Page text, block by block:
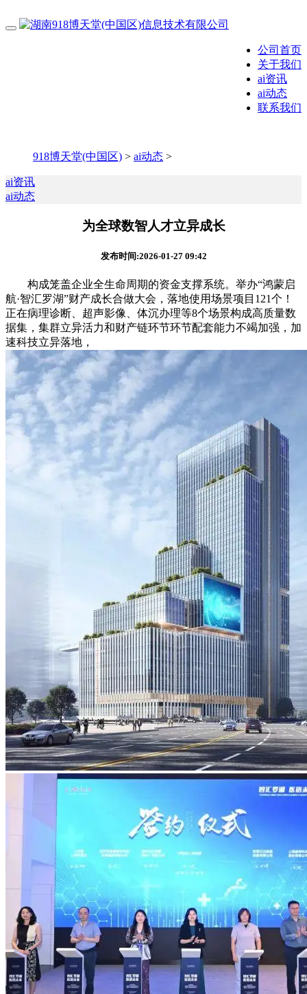
公司首页
关于我们
ai资讯
ai动态
联系我们
918博天堂(中国区) > ai动态 >
ai资讯
ai动态
为全球数智人才立异成长
发布时间:2026-01-27 09:42
构成笼盖企业全生命周期的资金支撑系统。举办“鸿蒙启
航·智汇罗湖”财产成长合做大会，落地使用场景项目121个！
正在病理诊断、超声影像、体沉办理等8个场景构成高质量数
据集，集群立异活力和财产链环节环节配套能力不竭加强，加
速科技立异落地，